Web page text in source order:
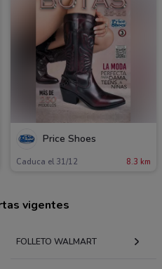
Price Shoes
Caduca el 31/12 8.3 km
vigentes
FOLLETO WALMART